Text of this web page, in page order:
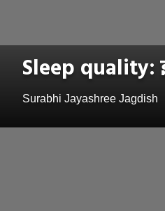
Sleep quality:
Surabhi Jayashree Jagdish